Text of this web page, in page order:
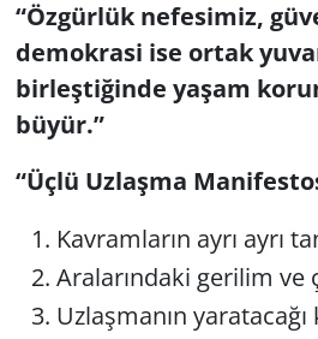
“Özgürlük nefesimiz,
demokrasi ise ortak
birleştiğinde yaşam
büyür.”
“Üçlü Uzlaşma
Kavramların ayrı ayrı
Aralarındaki gerilim ve
Uzlaşmanın